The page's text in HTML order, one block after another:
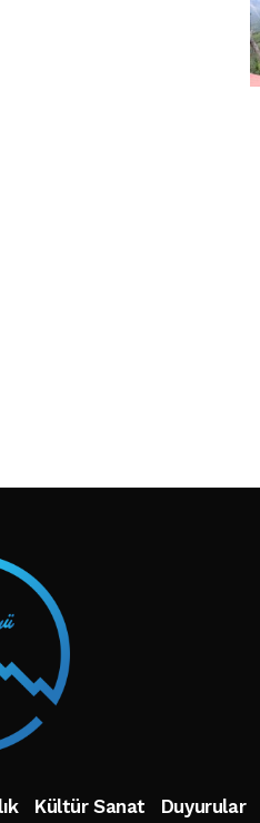
Kültür Sanat Duyurular